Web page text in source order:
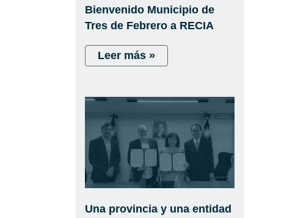
Bienvenido Municipio de
Tres de Febrero a RECIA
Leer más »
Una provincia y una entidad